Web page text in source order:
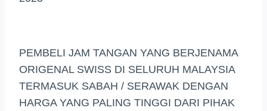
PEMBELI JAM TANGAN YANG BERJENAMA
ORIGENAL SWISS DI SELURUH MALAYSIA
TERMASUK SABAH / SERAWAK DENGAN
HARGA YANG PALING TINGGI DARI PIHAK